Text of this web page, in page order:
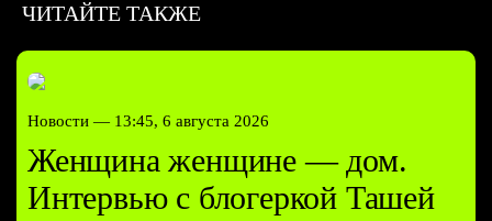
ЧИТАЙТЕ ТАКЖЕ
Новости — 13:45, 6 августа 2026
Женщина женщине — дом.
Интервью с блогеркой Ташей